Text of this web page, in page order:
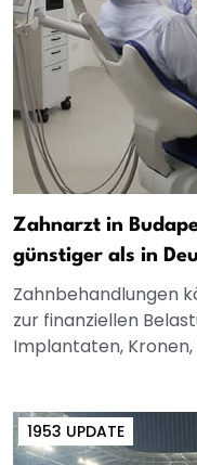
Zahnarzt in
günstiger als in
Zahnbehandlungen
zur finanziellen
Implantaten, Kronen,
1953 UPDATE